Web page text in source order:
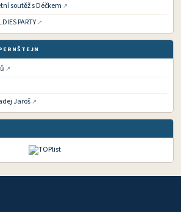
soutěž s Déčkem
PARTY
Jaroš